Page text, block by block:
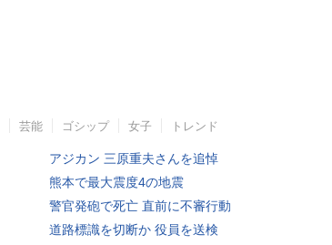
芸能 ゴシップ 女子 トレンド
アジカン 三原重夫さんを追悼
熊本で最大震度4の地震
警官発砲で死亡 直前に不審行動
道路標識を切断か 役員を送検